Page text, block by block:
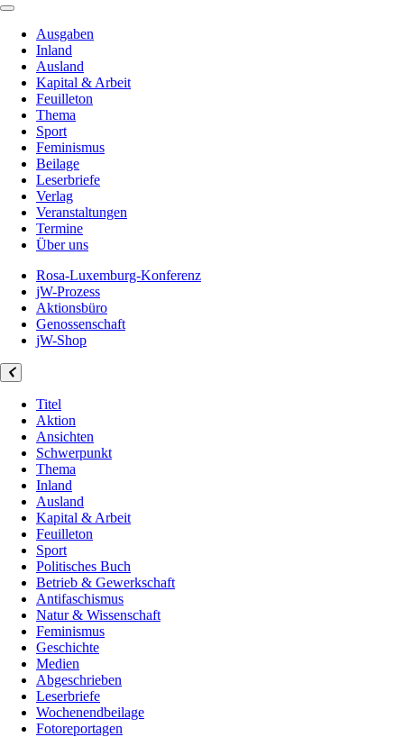
Ausgaben
Inland
Ausland
Kapital & Arbeit
Feuilleton
Thema
Sport
Feminismus
Beilage
Leserbriefe
Verlag
Veranstaltungen
Termine
Über uns
Rosa-Luxemburg-Konferenz
jW-Prozess
Aktionsbüro
Genossenschaft
jW-Shop
Titel
Aktion
Ansichten
Schwerpunkt
Thema
Inland
Ausland
Kapital & Arbeit
Feuilleton
Sport
Politisches Buch
Betrieb & Gewerkschaft
Antifaschismus
Natur & Wissenschaft
Feminismus
Geschichte
Medien
Abgeschrieben
Leserbriefe
Wochenendbeilage
Fotoreportagen